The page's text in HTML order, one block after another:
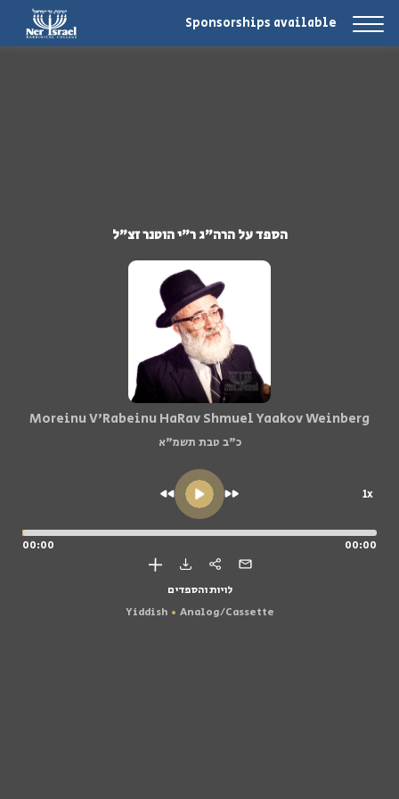
Sponsorships available
הספד על הרה"ג ר"י הוטנר זצ"ל
Moreinu V'Rabeinu HaRav Shmuel Yaakov Weinberg
כ"ב טבת תשמ"א
1x
00:00 00:00
לויות והספדים
Yiddish
Analog/Cassette